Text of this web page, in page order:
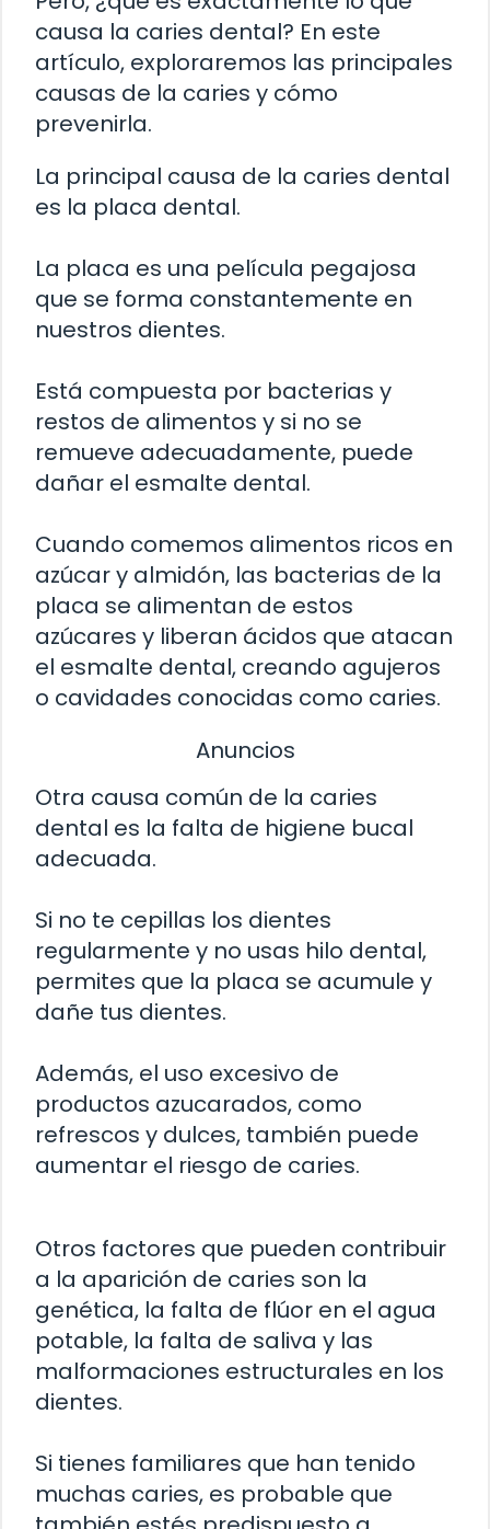
causa la caries dental? En este
artículo, exploraremos las principales
causas de la caries y cómo
prevenirla.
La principal causa de la caries dental
es la placa dental.
La placa es una película pegajosa
que se forma constantemente en
nuestros dientes.
Está compuesta por bacterias y
restos de alimentos y si no se
remueve adecuadamente, puede
dañar el esmalte dental.
Cuando comemos alimentos ricos en
azúcar y almidón, las bacterias de la
placa se alimentan de estos
azúcares y liberan ácidos que atacan
el esmalte dental, creando agujeros
o cavidades conocidas como caries.
Anuncios
Otra causa común de la caries
dental es la falta de higiene bucal
adecuada.
Si no te cepillas los dientes
regularmente y no usas hilo dental,
permites que la placa se acumule y
dañe tus dientes.
Además, el uso excesivo de
productos azucarados, como
refrescos y dulces, también puede
aumentar el riesgo de caries.
Otros factores que pueden contribuir
a la aparición de caries son la
genética, la falta de flúor en el agua
potable, la falta de saliva y las
malformaciones estructurales en los
dientes.
Si tienes familiares que han tenido
muchas caries, es probable que